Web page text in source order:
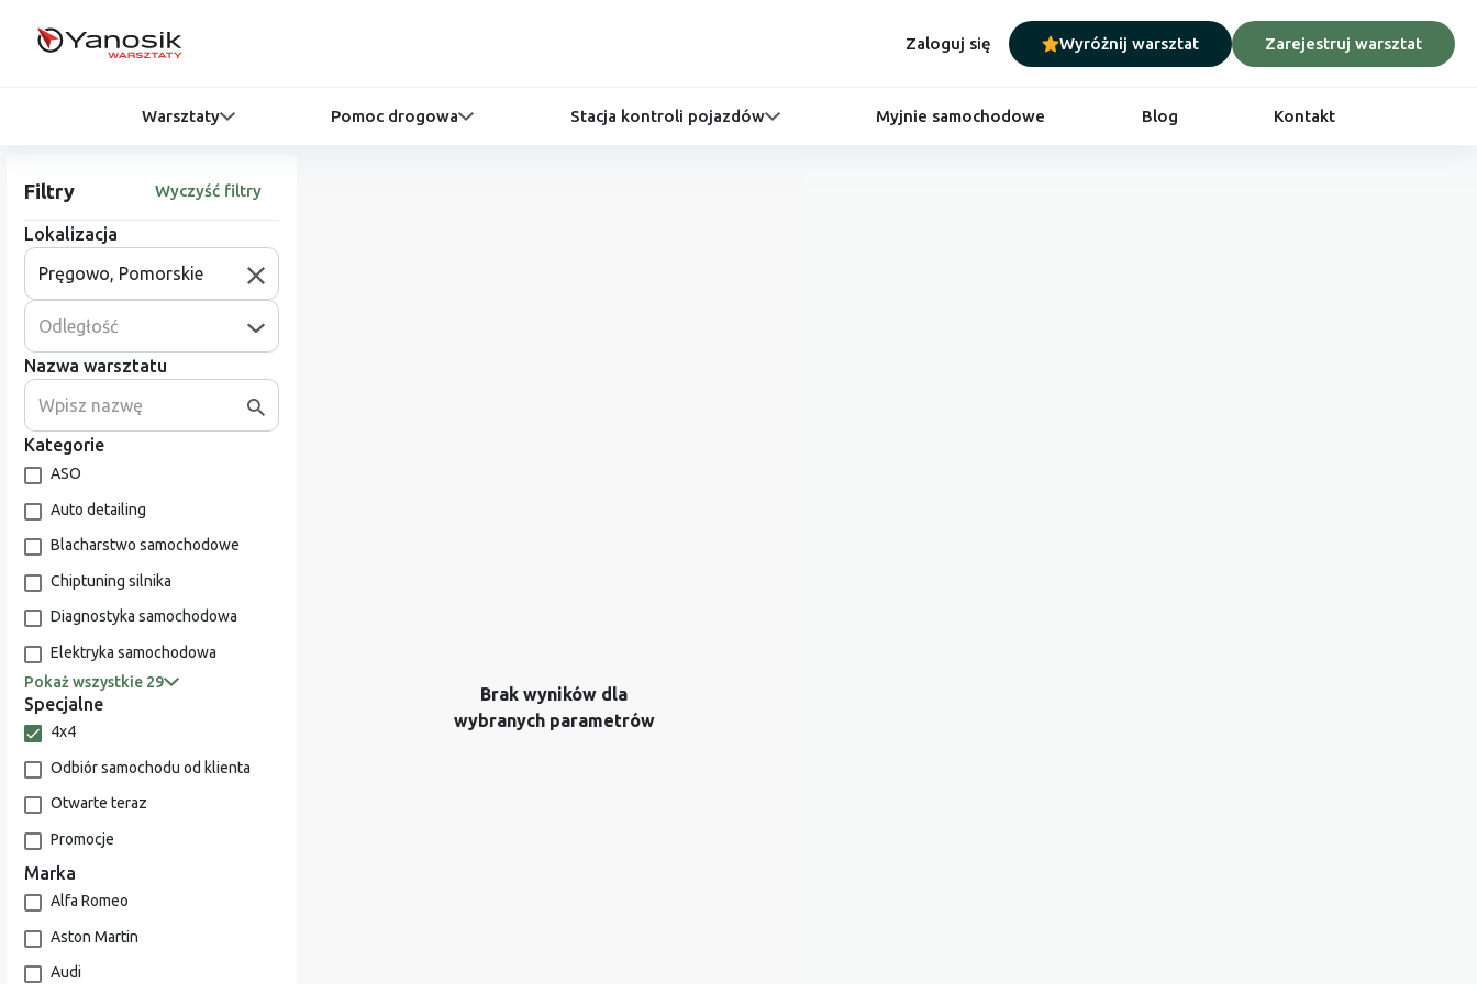
Zaloguj się Wyróżnij warsztat Zarejestruj warsztat
Warsztaty Pomoc drogowa Stacja kontroli pojazdów Myjnie samochodowe Blog Kontakt
Filtry Wyczyść filtry
Lokalizacja
Odległość
Nazwa warsztatu
Kategorie
ASO
Auto detailing
Blacharstwo samochodowe
Chiptuning silnika
Diagnostyka samochodowa
Elektryka samochodowa
Pokaż wszystkie 29
Specjalne
4x4
Odbiór samochodu od klienta
Otwarte teraz
Promocje
Marka
Alfa Romeo
Aston Martin
Audi
Brak wyników dla
wybranych parametrów